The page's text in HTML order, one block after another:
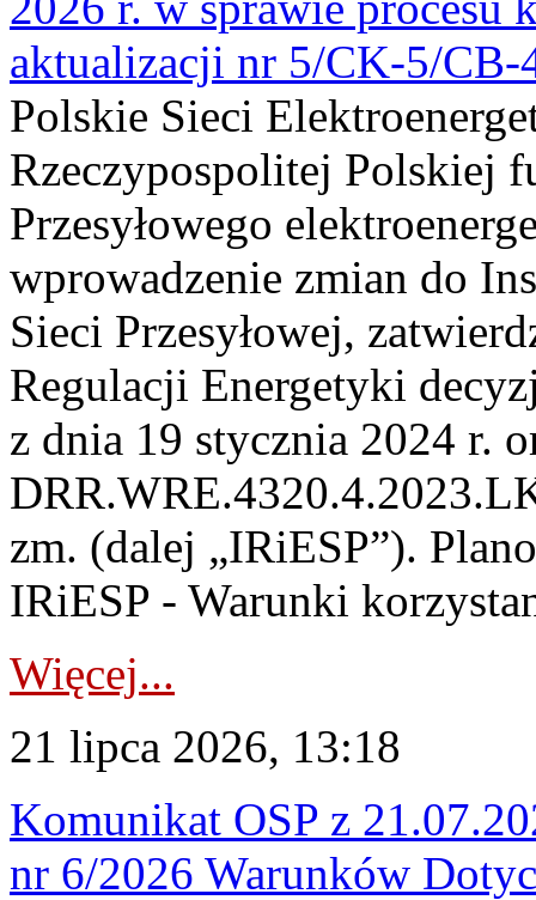
aktualizacji nr 5/CK-5/CB-
Polskie Sieci
Rzeczypospolitej Polskiej
Przesyłowego
wprowadzenie zmian do
Sieci Przesyłowej,
Regulacji Energetyki
z dnia 19 stycznia 2024 r.
zm. (dalej „IRiESP”).
IRiESP - Warunki
Więcej...
21 lipca 2026, 13:18
Komunikat OSP z
nr 6/2026 Warunków